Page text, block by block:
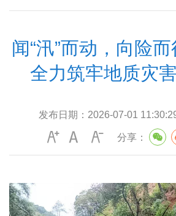
闻“汛”而动，向险
全力筑牢地质灾
发布日期： 2026-07-01
分享：